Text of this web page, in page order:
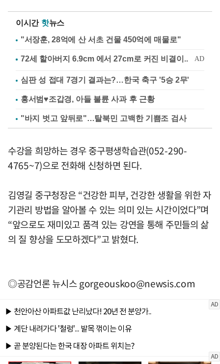
이시간 핫뉴스
"서장훈, 28억에 산 서초 건물 450억에 매물로"
심판 성 접대 7경기 결과는?…한국 축구 '5승 2무'
홍서범♥조갑경, 아들 불륜 사과 후 근황
"바지 벗고 앞뒤로"…탈북민 고백한 기쁨조 검사
수강을 희망하는 경우 중구평생학습관(052-290-
4765~7)으로 전화해 신청하면 된다.
김영길 중구청장은 “건강한 피부, 건강한 생활을 위한 자
기관리 방법을 알아볼 수 있는 의미 있는 시간이었다”며
“앞으로도 재미있고 품격 있는 강연을 통해 주민들의 삶
의 질 향상을 도모하겠다”고 밝혔다.
◎공감언론 뉴시스gorgeouskoo@newsis.com